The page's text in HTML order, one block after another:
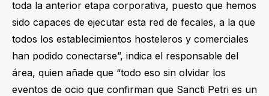
toda la anterior etapa corporativa, puesto que hemos
sido capaces de ejecutar esta red de fecales, a la que
todos los establecimientos hosteleros y comerciales
han podido conectarse”, indica el responsable del
área, quien añade que “todo eso sin olvidar los
eventos de ocio que confirman que Sancti Petri es un